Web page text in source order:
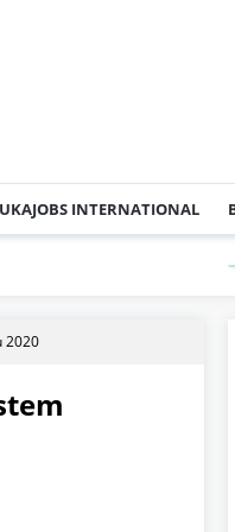
INTERNATIONAL
PT KAO
2020